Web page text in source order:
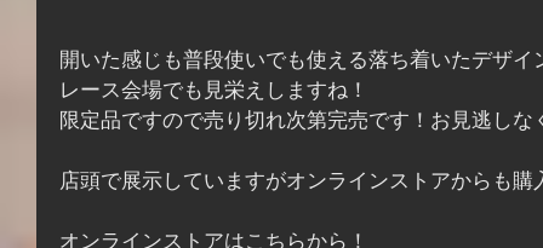
開いた感じも普段使いでも使える落ち着いたデザイ
レース会場でも見栄えしますね！
限定品ですので売り切れ次第完売です！お見逃しな
店頭で展示していますがオンラインストアからも購
オンラインストアはこちらから！